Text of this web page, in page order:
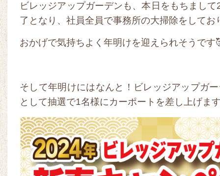
ビレッジアップガーデンも、本日をもちまし
了となり、社員全員で事務所の大掃除をしてお
おかげで気持ちよく年明けを迎えられそうです
そして年明けにはなんと！ビレッジアップガ
として抽選で1名様にカーポートを差し上げま